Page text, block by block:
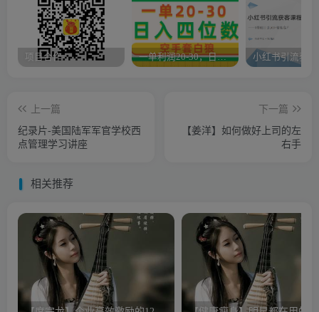
项目合作 一单利润20-30，日入四位数，空手套白狼，只要做就能赚，简单无套路
上一篇
纪录片-美国陆军军官学校西
点管理学习讲座
下一篇
【姜洋】如何做好上司的左
右手
相关推荐